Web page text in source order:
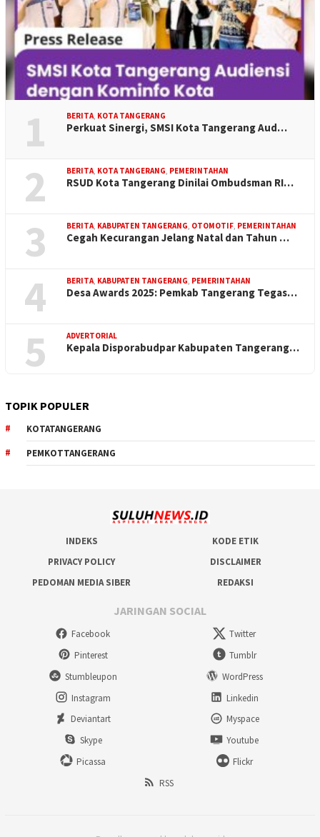
1 BERITA, KOTA TANGERANG
Perkuat Sinergi, SMSI Kota Tangerang Aud…
2 BERITA, KOTA TANGERANG, PEMERINTAHAN
RSUD Kota Tangerang Dinilai Ombudsman RI…
3 BERITA, KABUPATEN TANGERANG, OTOMOTIF, PEMERINTAHAN
Cegah Kecurangan Jelang Natal dan Tahun …
4 BERITA, KABUPATEN TANGERANG, PEMERINTAHAN
Desa Awards 2025: Pemkab Tangerang Tegas…
5 ADVERTORIAL
Kepala Disporabudpar Kabupaten Tangerang…
TOPIK POPULER
KOTATANGERANG
PEMKOTTANGERANG
INDEKS
KODE ETIK
PRIVACY POLICY
DISCLAIMER
PEDOMAN MEDIA SIBER
REDAKSI
JARINGAN SOCIAL
Facebook
Twitter
Pinterest
Tumblr
Stumbleupon
WordPress
Instagram
Linkedin
Deviantart
Myspace
Skype
Youtube
Picassa
Flickr
RSS